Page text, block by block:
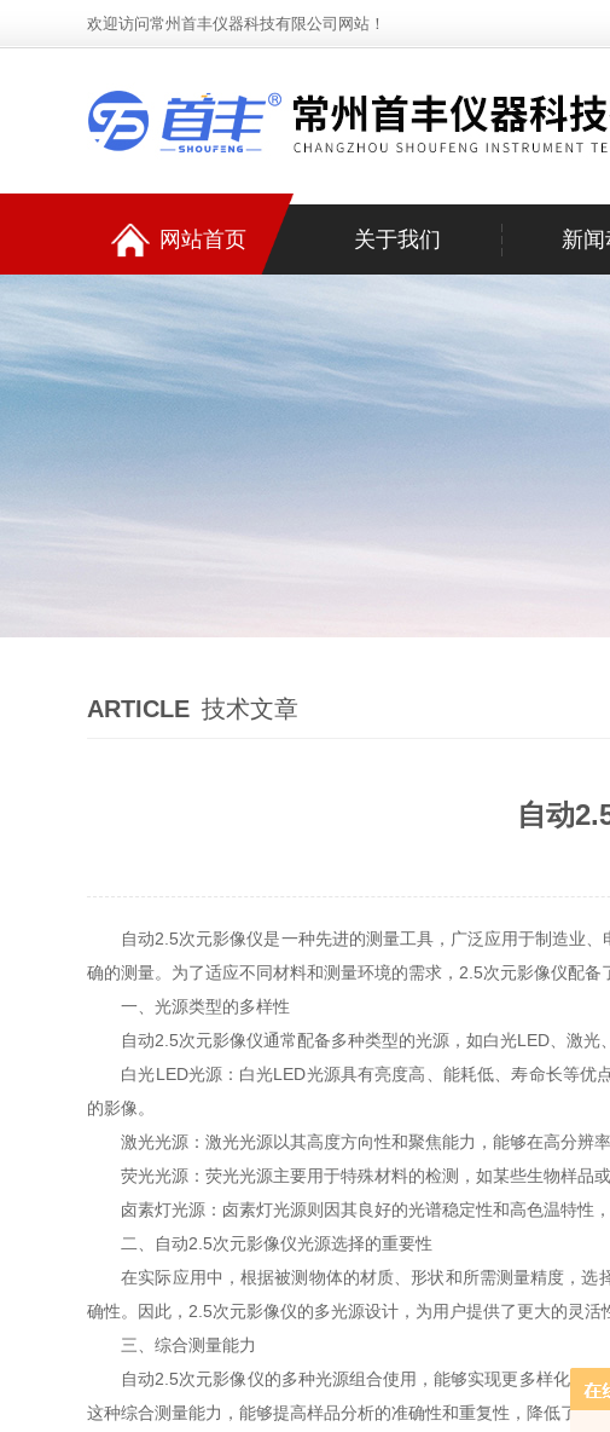
欢迎访问常州首丰仪器科技有限公司网站！
网站首页 关于我们 新闻
ARTICLE 技术文章
自动
自动2.5次元影像仪是一种先进的测量工具，广泛应用于制造业、
确的测量。为了适应不同材料和测量环境的需求，2.5次元影像仪配
一、光源类型的多样性
自动2.5次元影像仪通常配备多种类型的光源，如白光LED、激光
白光LED光源：白光LED光源具有亮度高、能耗低、寿命长等优
的影像。
激光光源：激光光源以其高度方向性和聚焦能力，能够在高分辨率
荧光光源：荧光光源主要用于特殊材料的检测，如某些生物样品或
卤素灯光源：卤素灯光源则因其良好的光谱稳定性和高色温特性，
二、自动2.5次元影像仪光源选择的重要性
在实际应用中，根据被测物体的材质、形状和所需测量精度，选
确性。因此，2.5次元影像仪的多光源设计，为用户提供了更大的灵活
三、综合测量能力
自动2.5次元影像仪的多种光源组合使用，能够实现更多样化的测
这种综合测量能力，能够提高样品分析的准确性和重复性，降低了因